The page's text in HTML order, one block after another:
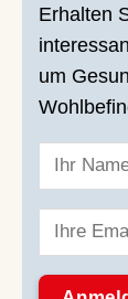
Erhalten
um